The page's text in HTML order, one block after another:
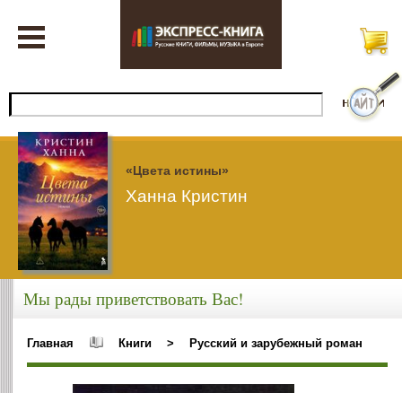
«Цвета истины»
Ханна Кристин
Мы рады приветствовать Вас!
Главная Книги > Русский и зарубежный роман